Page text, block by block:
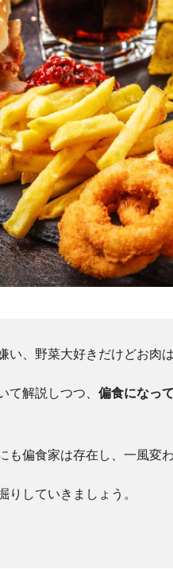
い、野菜大好きだけどお肉
て解説しつつ、 偏食になっ
も偏食家は存在し、一風変
りしていきましょう。